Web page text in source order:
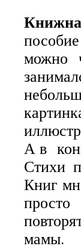
можно
А в
Стихи
Книг
мамы.